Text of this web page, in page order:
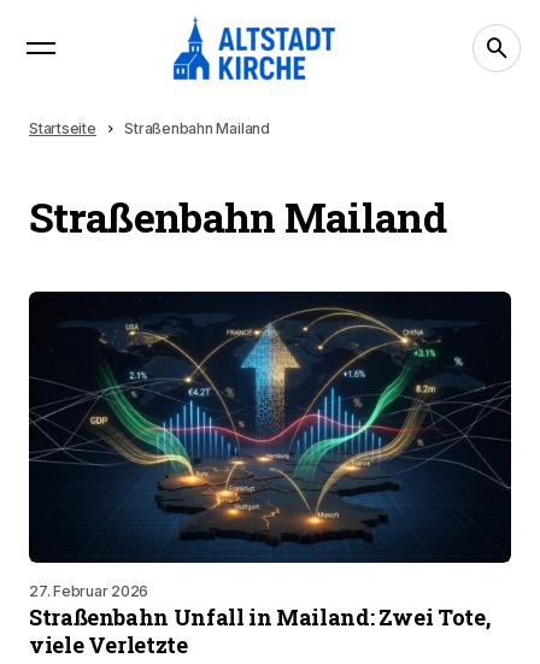
Startseite Straßenbahn Mailand
Straßenbahn Mailand
27. Februar 2026
Straßenbahn Unfall in Mailand: Zwei Tote,
viele Verletzte